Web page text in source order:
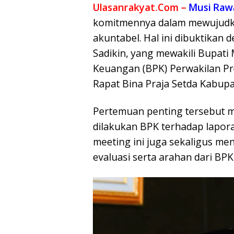
Ulasanrakyat.Com – Musi
komitmennya dalam
akuntabel. Hal ini dibuktikan
Sadikin, yang mewakili Bupati
Keuangan (BPK) Perwakilan
Rapat Bina Praja Setda
Pertemuan penting tersebut
dilakukan BPK terhadap
meeting ini juga sekaligus
evaluasi serta arahan dari